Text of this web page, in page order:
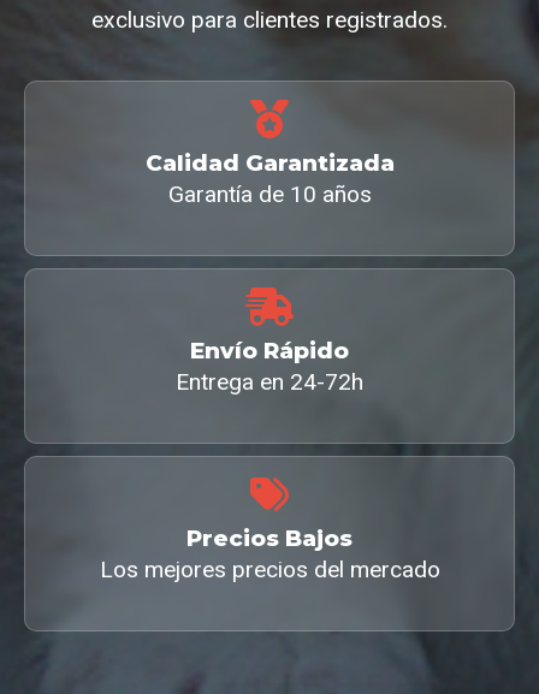
exclusivo para clientes registrados.
Calidad Garantizada
Garantía de 10 años
Envío Rápido
Entrega en 24-72h
Precios Bajos
Los mejores precios del mercado